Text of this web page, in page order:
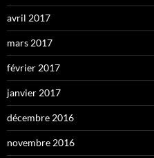
avril 2017
mars 2017
février 2017
janvier 2017
décembre 2016
novembre 2016